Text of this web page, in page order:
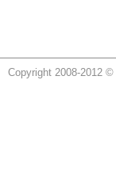
Copyright 2008-2012